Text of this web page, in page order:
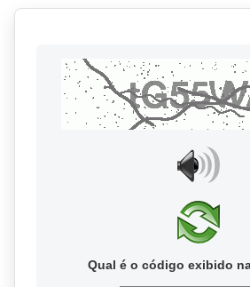
Qual é o código exibido